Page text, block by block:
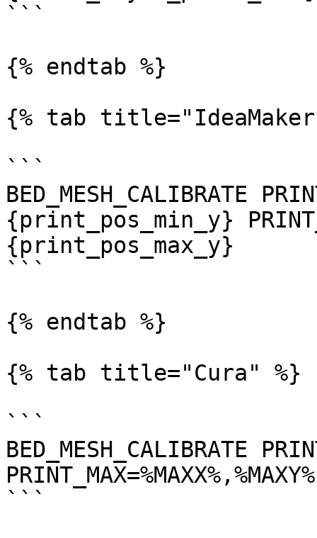
```
{% endtab %}
{% tab
```
BED_MESH_CALIBRATE
{print_pos_min_y}
{print_pos_max_y}
```
{% endtab %}
{% tab title="Cura" %}
```
BED_MESH_CALIBRATE
PRINT_MAX=%MAXX%,%MAXY%
```